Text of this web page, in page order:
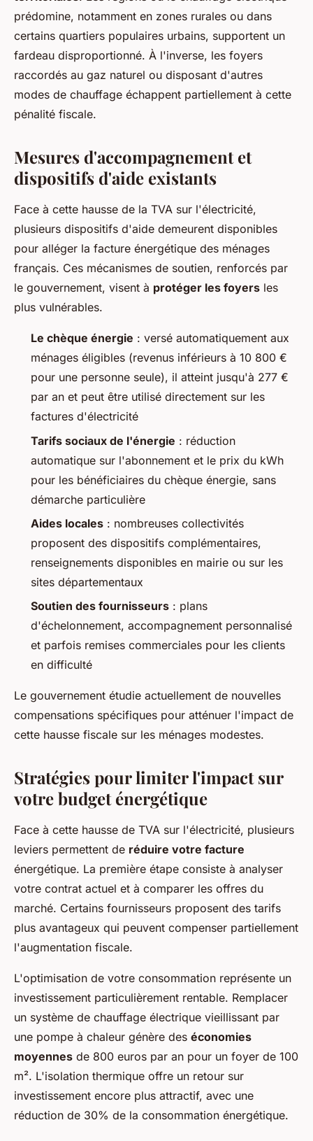
prédomine, notamment en zones rurales ou dans
certains quartiers populaires urbains, supportent un
fardeau disproportionné. À l'inverse, les foyers
raccordés au gaz naturel ou disposant d'autres
modes de chauffage échappent partiellement à cette
pénalité fiscale.
Mesures d'accompagnement et
dispositifs d'aide existants
Face à cette hausse de la TVA sur l'électricité,
plusieurs dispositifs d'aide demeurent disponibles
pour alléger la facture énergétique des ménages
français. Ces mécanismes de soutien, renforcés par
le gouvernement, visent à protéger les foyers les
plus vulnérables.
Le chèque énergie : versé automatiquement aux
ménages éligibles (revenus inférieurs à 10 800 €
pour une personne seule), il atteint jusqu'à 277 €
par an et peut être utilisé directement sur les
factures d'électricité
Tarifs sociaux de l'énergie : réduction
automatique sur l'abonnement et le prix du kWh
pour les bénéficiaires du chèque énergie, sans
démarche particulière
Aides locales : nombreuses collectivités
proposent des dispositifs complémentaires,
renseignements disponibles en mairie ou sur les
sites départementaux
Soutien des fournisseurs : plans
d'échelonnement, accompagnement personnalisé
et parfois remises commerciales pour les clients
en difficulté
Le gouvernement étudie actuellement de nouvelles
compensations spécifiques pour atténuer l'impact de
cette hausse fiscale sur les ménages modestes.
Stratégies pour limiter l'impact sur
votre budget énergétique
Face à cette hausse de TVA sur l'électricité, plusieurs
leviers permettent de réduire votre facture
énergétique. La première étape consiste à analyser
votre contrat actuel et à comparer les offres du
marché. Certains fournisseurs proposent des tarifs
plus avantageux qui peuvent compenser partiellement
l'augmentation fiscale.
L'optimisation de votre consommation représente un
investissement particulièrement rentable. Remplacer
un système de chauffage électrique vieillissant par
une pompe à chaleur génère des économies
moyennes de 800 euros par an pour un foyer de 100
m². L'isolation thermique offre un retour sur
investissement encore plus attractif, avec une
réduction de 30% de la consommation énergétique.